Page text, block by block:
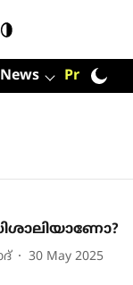
Premium
30 May 2025